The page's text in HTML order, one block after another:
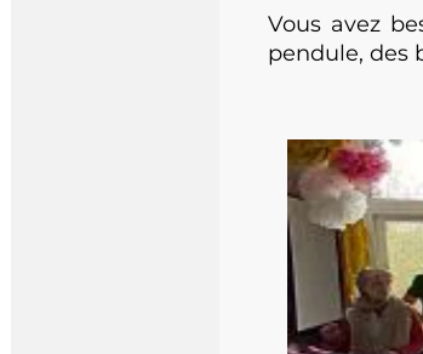
Vous avez
pendule, des